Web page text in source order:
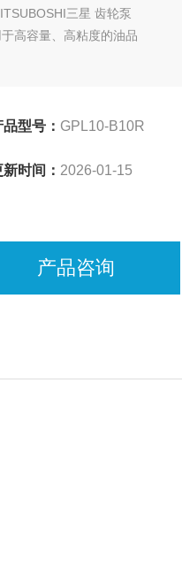
三星 齿轮泵
于高容量、高粘度的油品
品型号： GPL10-B10R
新时间： 2026-01-15
产品咨询